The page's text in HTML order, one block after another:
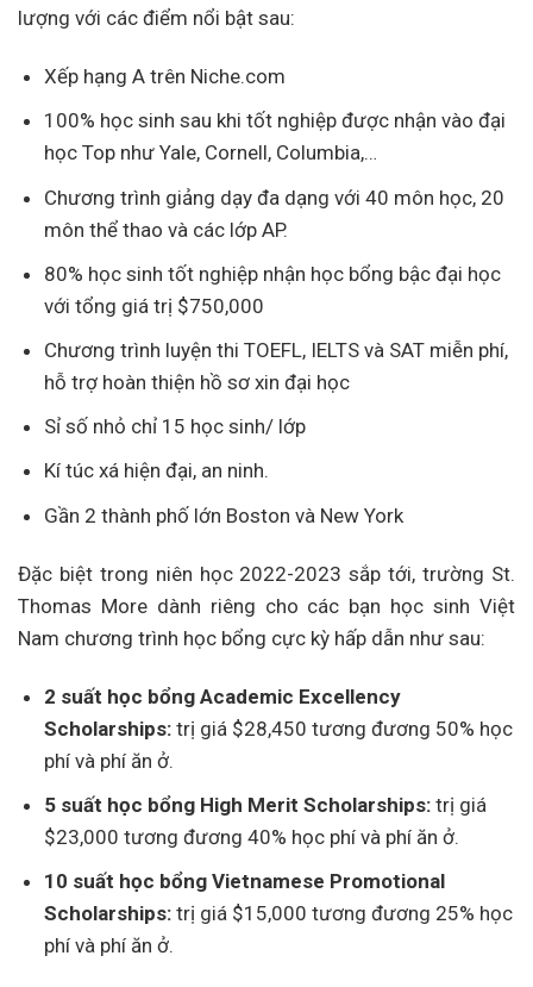
lượng với các điểm nổi bật sau:
Xếp hạng A trên Niche.com
100% học sinh sau khi tốt nghiệp được nhận vào đại
học Top như Yale, Cornell, Columbia,…
Chương trình giảng dạy đa dạng với 40 môn học, 20
môn thể thao và các lớp AP.
80% học sinh tốt nghiệp nhận học bổng bậc đại học
với tổng giá trị $750,000
Chương trình luyện thi TOEFL, IELTS và SAT miễn phí,
hỗ trợ hoàn thiện hồ sơ xin đại học
Sỉ số nhỏ chỉ 15 học sinh/ lớp
Kí túc xá hiện đại, an ninh.
Gần 2 thành phố lớn Boston và New York
Đặc biệt trong niên học 2022-2023 sắp tới, trường St.
Thomas More dành riêng cho các bạn học sinh Việt
Nam chương trình học bổng cực kỳ hấp dẫn như sau:
2 suất học bổng Academic Excellency
Scholarships: trị giá $28,450 tương đương 50% học
phí và phí ăn ở.
5 suất học bổng High Merit Scholarships: trị giá
$23,000 tương đương 40% học phí và phí ăn ở.
10 suất học bổng Vietnamese Promotional
Scholarships: trị giá $15,000 tương đương 25% học
phí và phí ăn ở.